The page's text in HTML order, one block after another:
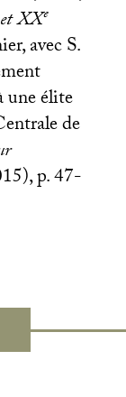
XXe
avec S.
une élite
de
p. 47-